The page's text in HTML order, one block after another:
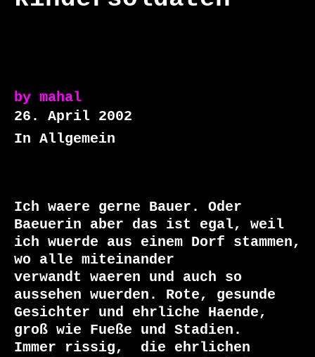
by mahal
26. April 2002
In Allgemein
Ich waere gerne Bauer. Oder
Baeuerin aber das ist egal, weil
ich wuerde aus einem Dorf stammen,
wo alle miteinander
verwandt waeren und auch so
aussehen wuerden. Rote, gesunde
Gesichter und ehrliche Haende,
groß wie Fueße und Stadien.
Immer rissig,  die ehrlichen